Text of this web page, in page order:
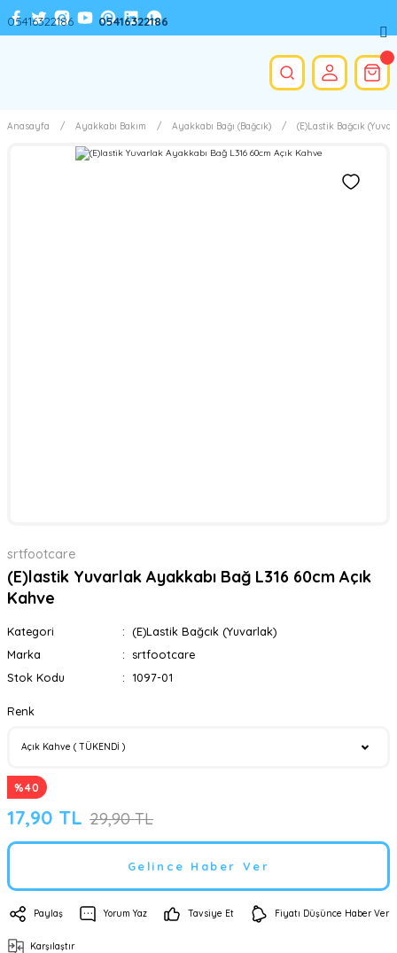
Anasayfa Ayakkabı Bakım Ayakkabı Bağı (Bağcık) (E)Lastik Bağcık
srtfootcare
(E)lastik Yuvarlak Ayakkabı Bağ L316 60cm Açık
Kahve
Kategori
(E)Lastik Bağcık (Yuvarlak)
Marka
srtfootcare
Stok Kodu
1097-01
Renk
%40
17,90 TL 29,90 TL
Gelince Haber Ver
Paylaş Yorum Yaz Tavsiye Et Fiyatı Düşünce Haber Ver
Karşılaştır
05416322186 05416322186